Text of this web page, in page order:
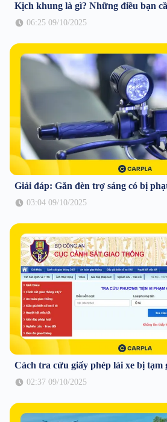
Kịch khung là gì? Những điều bạn
06:25 09/10/2025
Giải đáp: Gắn đèn trợ sáng có bị
03:04 09/10/2025
Cách tra cứu giấy phép lái xe bị tạm
02:37 09/10/2025